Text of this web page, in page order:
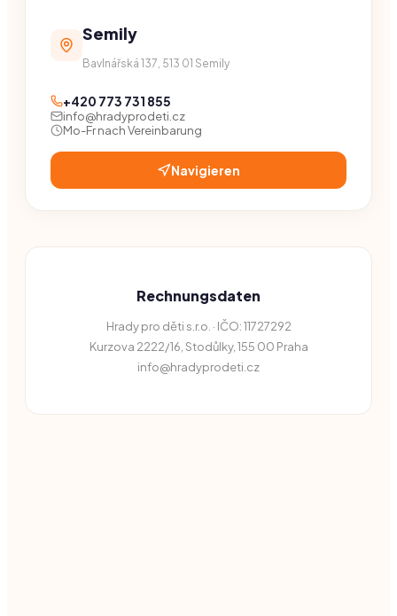
Semily
Bavlnářská 137, 513 01 Semily
+420 773 731 855
info@hradyprodeti.cz
Mo-Fr nach Vereinbarung
Navigieren
Rechnungsdaten
Hrady pro děti s.r.o. · IČO: 11727292
Kurzova 2222/16, Stodůlky, 155 00 Praha
info@hradyprodeti.cz